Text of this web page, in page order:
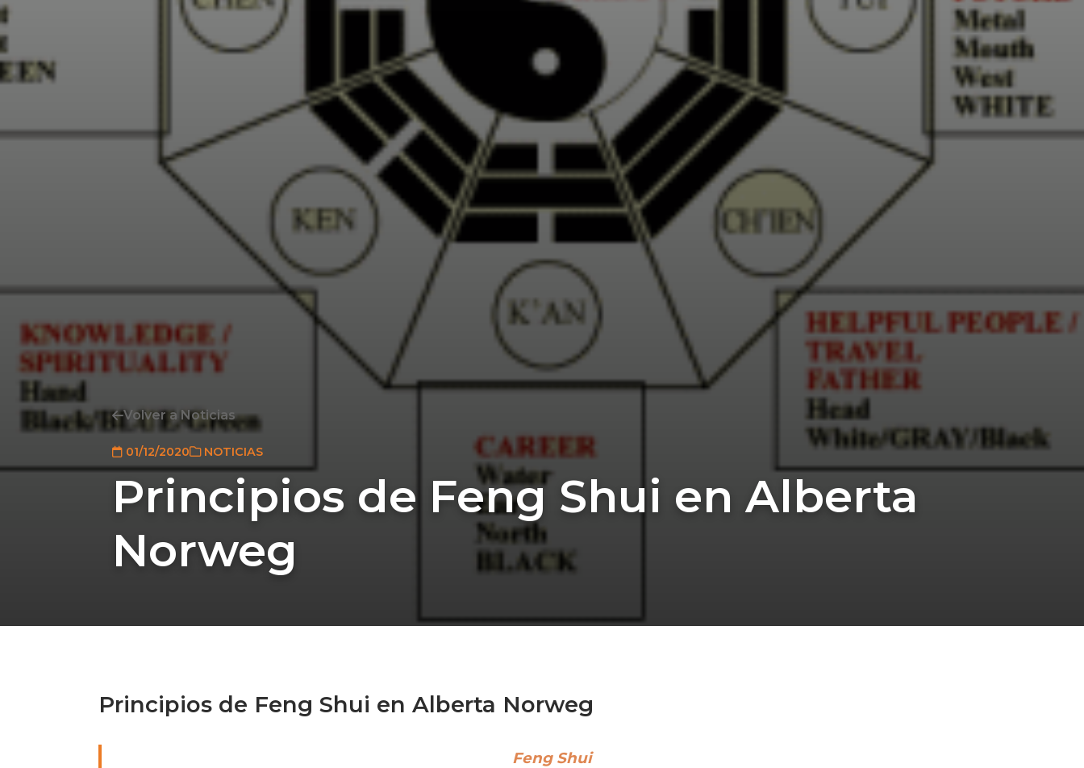
Volver a Noticias
01/12/2020 NOTICIAS
Principios de Feng Shui en Alberta
Norweg
Principios de Feng Shui en Alberta Norweg
Feng Shui